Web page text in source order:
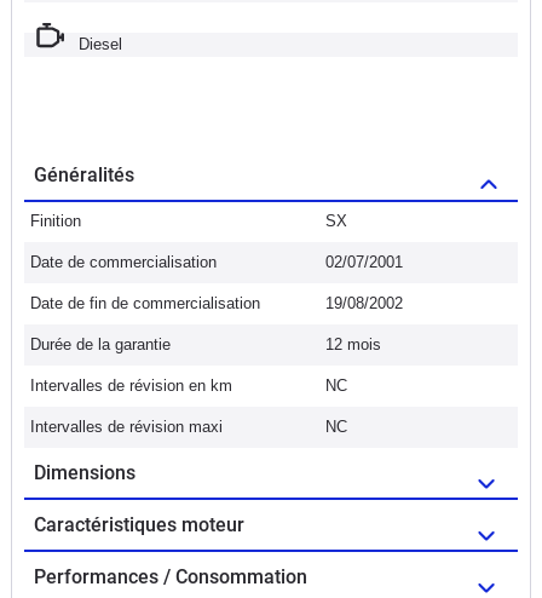
Diesel
Généralités
Finition SX
Date de commercialisation 02/07/2001
Date de fin de commercialisation 19/08/2002
Durée de la garantie 12 mois
Intervalles de révision en km NC
Intervalles de révision maxi NC
Dimensions
Caractéristiques moteur
Performances / Consommation